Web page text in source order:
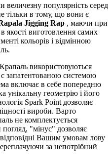
величезну популярність серед
тільки в тому, що вони є
Jigging Rap , маючи при
якості виготовлення самих
кольорів і відмінною
використовуються
запатентованою системою
включає в себе попередню
унікальну геометрію і його
Spark Point дозволяє
вироби. Варто
не комплектується
"мінус" дозволяє
відповідні Вашим умовам лову
за непотрібний